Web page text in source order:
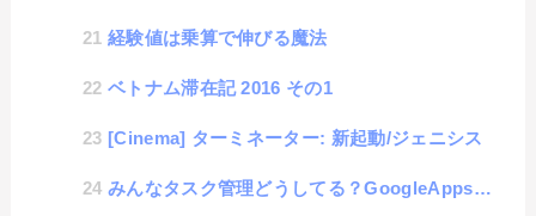
経験値は乗算で伸びる魔法
ベトナム滞在記 2016 その1
[Cinema] ターミネーター: 新起動/ジェニシス
みんなタスク管理どうしてる？GoogleApps、またはGmailアカウントを使って便利に管理する方法